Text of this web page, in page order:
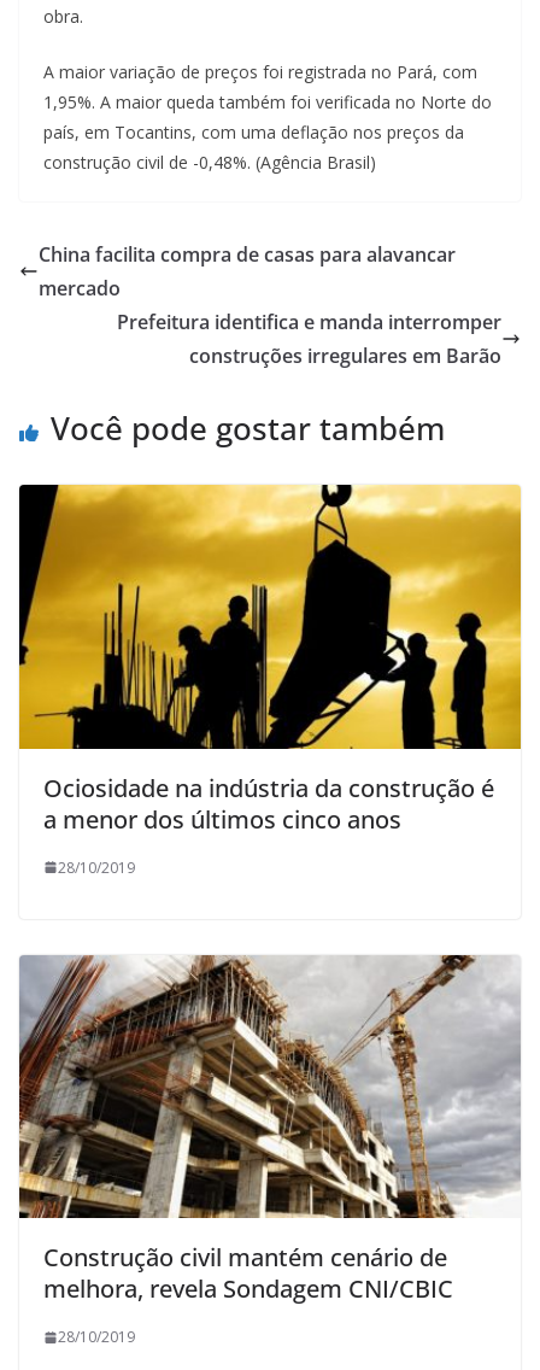
obra.
A maior variação de preços foi registrada no Pará, com
1,95%. A maior queda também foi verificada no Norte do
país, em Tocantins, com uma deflação nos preços da
construção civil de -0,48%. (Agência Brasil)
China facilita compra de casas para alavancar
mercado
Prefeitura identifica e manda interromper
construções irregulares em Barão
Você pode gostar também
Ociosidade na indústria da construção é
a menor dos últimos cinco anos
28/10/2019
Construção civil mantém cenário de
melhora, revela Sondagem CNI/CBIC
28/10/2019